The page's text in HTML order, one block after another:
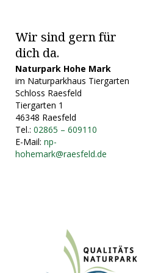
Wir sind gern für
dich da.
Naturpark Hohe Mark
im Naturparkhaus Tiergarten
Schloss Raesfeld
Tiergarten 1
46348 Raesfeld
Tel.: 02865 – 609110
E-Mail: np-
hohemark@raesfeld.de